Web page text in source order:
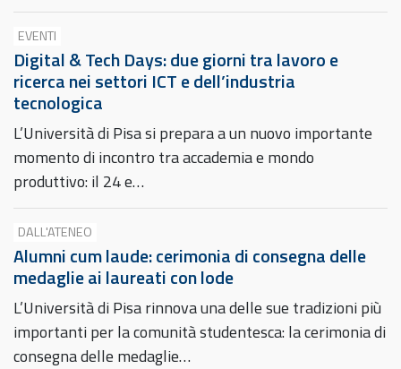
EVENTI
Digital & Tech Days: due giorni tra lavoro e
ricerca nei settori ICT e dell’industria
tecnologica
L’Università di Pisa si prepara a un nuovo importante
momento di incontro tra accademia e mondo
produttivo: il 24 e…
DALL'ATENEO
Alumni cum laude: cerimonia di consegna delle
medaglie ai laureati con lode
L’Università di Pisa rinnova una delle sue tradizioni più
importanti per la comunità studentesca: la cerimonia di
consegna delle medaglie…